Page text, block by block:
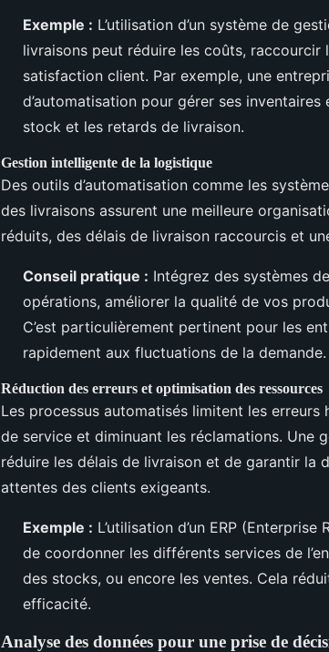
Exemple : L’utilisation d’un système de
livraisons peut réduire les coûts, raccourcir
satisfaction client. Par exemple, une
d’automatisation pour gérer ses
stock et les retards de livraison.
Gestion intelligente de la logistique
Des outils d’automatisation comme les
des livraisons assurent une meilleure
réduits, des délais de livraison raccourcis et
Conseil pratique : Intégrez des systèmes
opérations, améliorer la qualité de vos
C’est particulièrement pertinent pour les
rapidement aux fluctuations de la demande.
Réduction des erreurs et optimisation des ressources
Les processus automatisés limitent les
de service et diminuant les réclamations. Une
réduire les délais de livraison et de garantir la
attentes des clients exigeants.
Exemple : L’utilisation d’un ERP
de coordonner les différents services de
des stocks, ou encore les ventes. Cela
efficacité.
Analyse des données pour une prise de